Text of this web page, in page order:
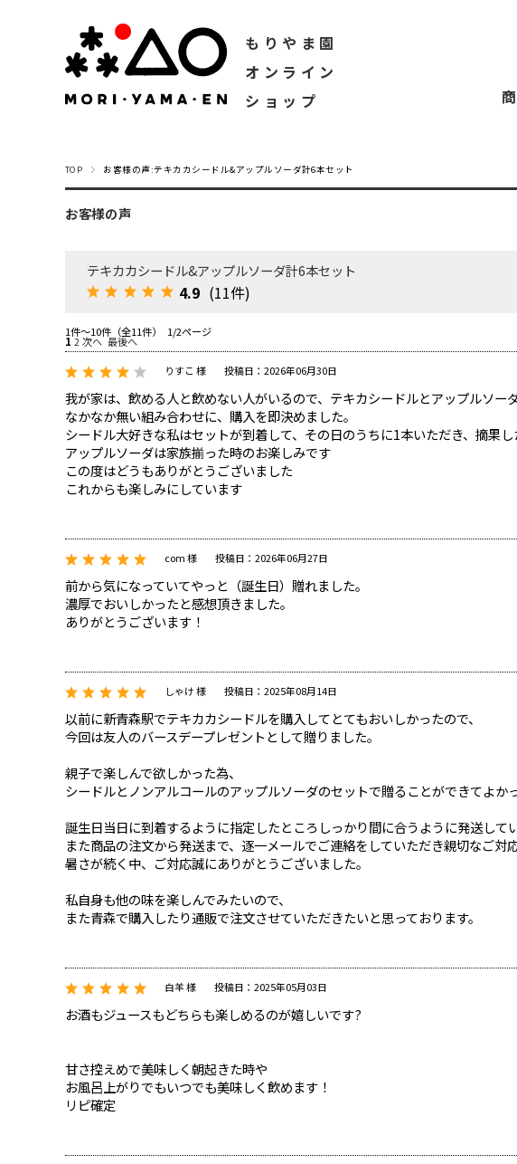
もりやま園
オンライン
ショップ
TOP お客様の声:テキカカシードル&アップルソーダ計6本セット
お客様の声
テキカカシードル&アップルソーダ計6本セット
4.9 (11件)
1件～10件（全11件） 1/2ページ
1 2次へ 最後へ
りすこ 様
投稿日：2026年06月30日
我が家は、飲める人と飲めない人がいるので、テキカシードルとアップルソー
なかなか無い組み合わせに、購入を即決めました。
シードル大好きな私はセットが到着して、その日のうちに1本いただき、摘果
アップルソーダは家族揃った時のお楽しみです
この度はどうもありがとうございました
これからも楽しみにしています
com 様 投稿日：2026年06月27日
前から気になっていてやっと（誕生日）贈れました。
濃厚でおいしかったと感想頂きました。
ありがとうございます！
しゃけ 様 投稿日：2025年08月14日
以前に新青森駅でテキカカシードルを購入してとてもおいしかったので、
今回は友人のバースデープレゼントとして贈りました。
親子で楽しんで欲しかった為、
シードルとノンアルコールのアップルソーダのセットで贈ることができてよかっ
誕生日当日に到着するように指定したところしっかり間に合うように発送して
また商品の注文から発送まで、逐一メールでご連絡をしていただき親切なご対
暑さが続く中、ご対応誠にありがとうございました。
私自身も他の味を楽しんでみたいので、
また青森で購入したり通販で注文させていただきたいと思っております。
白羊 様 投稿日：2025年05月03日
お酒もジュースもどちらも楽しめるのが嬉しいです?
甘さ控えめで美味しく朝起きた時や
お風呂上がりでもいつでも美味しく飲めます！
リピ確定